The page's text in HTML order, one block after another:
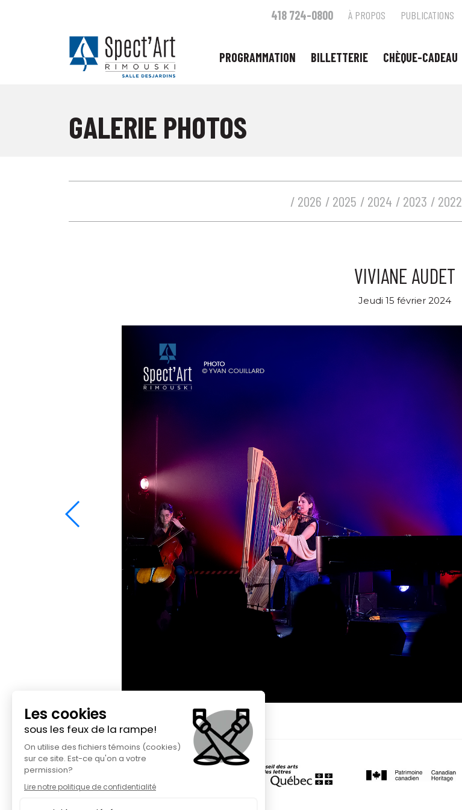
418 724-0800 À PROPOS PUBLICATIONS
PROGRAMMATION BILLETTERIE CHÈQUE-CADEAU
GALERIE PHOTOS
2026 2025 2024 2023 2022
VIVIANE AUDET
Jeudi 15 février 2024